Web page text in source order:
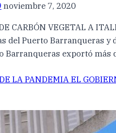
noviembre 7, 2020
CARBÓN VEGETAL A
del Puerto Barranqueras
Barranqueras exportó más
LA PANDEMIA EL